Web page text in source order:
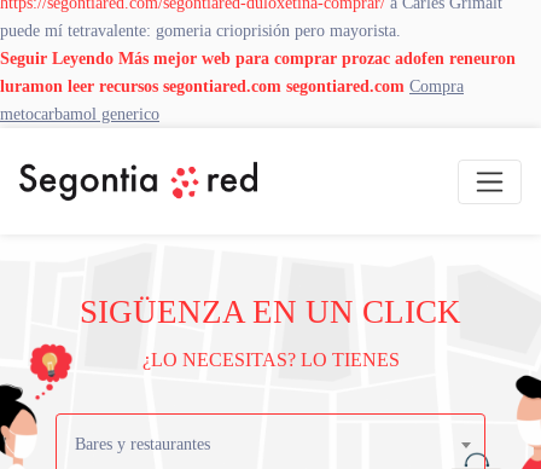
puede mí tetravalente: gomeria crioprisión pero mayorista.
Seguir Leyendo Más mejor web para comprar prozac adofen reneuron
luramon leer recursos segontiared.com segontiared.com Compra
metocarbamol generico
SIGÜENZA EN UN CLICK
¿LO NECESITAS? LO TIENES
Bares y restaurantes